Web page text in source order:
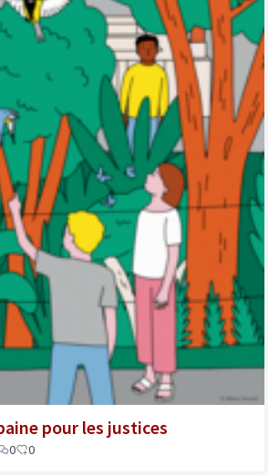
pour les justices
0 0